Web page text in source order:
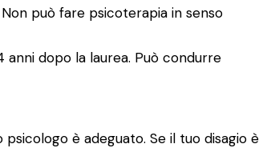
può fare psicoterapia in senso
dopo la laurea. Può condurre
è adeguato. Se il tuo disagio è